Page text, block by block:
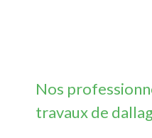
Nos
travaux de